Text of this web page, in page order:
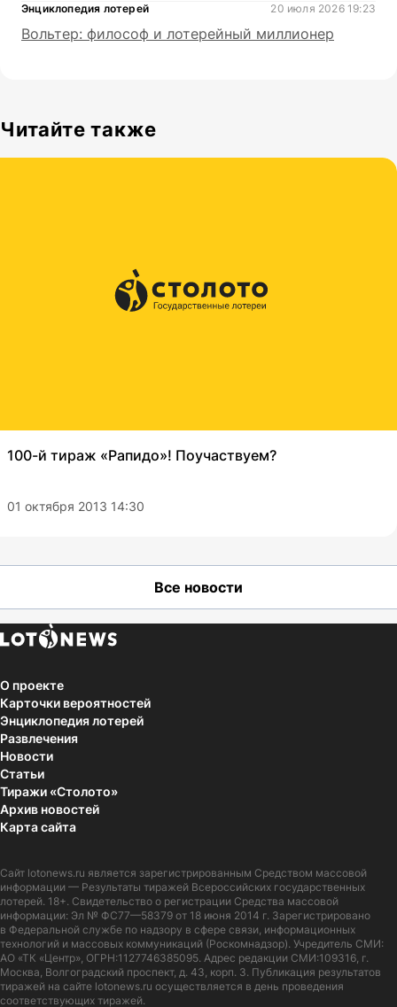
Энциклопедия лотерей 20 июля 2026 19:23
Вольтер: философ и лотерейный миллионер
Читайте также
100-й тираж «Рапидо»! Поучаствуем?
01 октября 2013 14:30
Все новости
О проекте
Карточки вероятностей
Энциклопедия лотерей
Развлечения
Новости
Статьи
Тиражи «Столото»
Архив новостей
Карта сайта
Сайт lotonews.ru является зарегистрированным Средством массовой
информации — Результаты тиражей Всероссийских государственных
лотерей. 18+. Свидетельство о регистрации Средства массовой
информации: Эл № ФС77—58379 от 18 июня 2014 г. Зарегистрировано
в Федеральной службе по надзору в сфере связи, информационных
технологий и массовых коммуникаций (Роскомнадзор). Учредитель СМИ:
АО «ТК «Центр», ОГРН:1127746385095. Адрес редакции СМИ:109316, г.
Москва, Волгоградский проспект, д. 43, корп. 3. Публикация результатов
тиражей на сайте lotonews.ru осуществляется в день проведения
соответствующих тиражей.